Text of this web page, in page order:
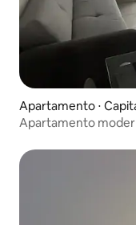
Apartamento ⋅
Apartamento